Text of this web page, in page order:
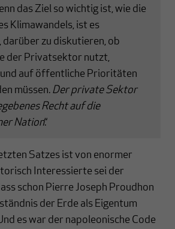
das Ziel so wichtig ist, wie die
Klimawandels, ist es
zu diskutieren, ob
der Privatsektor nutzt,
auf öffentliche Prioritäten
müssen. Der private Sektor
Recht auf die
Nation.“
Satzes ist von enormer
Interessierte sei der
schon Pierre Joseph Proudhon
der Erde als Eigentum
es war der napoleonische Code